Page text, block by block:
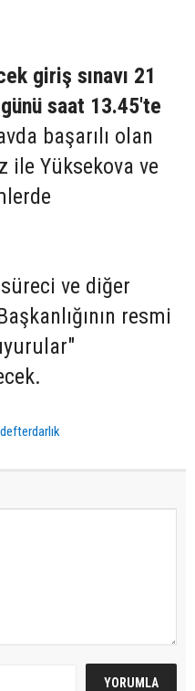
giriş sınavı 21
saat 13.45'te
başarılı olan
ile Yüksekova ve
ve diğer
resmi
defterdarlık